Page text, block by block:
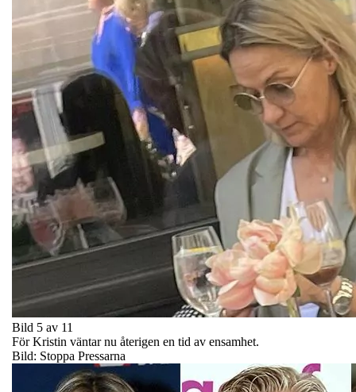
Bild 5 av 11
För Kristin väntar nu återigen en tid av ensamhet.
Bild: Stoppa Pressarna